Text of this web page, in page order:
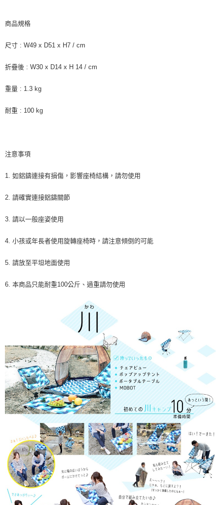
易，需依本服務之必要範圍內提供個人資料，並將交易相關給付款項請求債
權轉讓予恩沛科技股份有限公司。
https://aftee.tw/terms/#terms3
「AFTEE先享後付」，若未經同意申辦者引起之損失，本公司不負相關責
時審查核予不同之上限額度；若仍有額度不足之情形，本公司將視審查結果
５．嚴禁一人註冊多個帳號或使用他人資訊註冊。若發現惡意使用之情形，
每筆NT$70，滿NT$490(含以上)免運費
商品規格
尺寸 : W49 x D51 x H7 / cm
折疊後 : W30 x D14 x H 14 / cm
重量 : 1.3 kg
耐重 : 100 kg
注意事項
1. 如鋁鑄連接有損傷，影響座椅結構，請勿使用
2. 請確實連接鋁鑄關節
3. 請以一般座姿使用
4. 小孩或年長者使用旋轉座椅時，請注意傾倒的可能
5. 請放至平坦地面使用
6. 本商品只能耐重100公斤、過重請勿使用